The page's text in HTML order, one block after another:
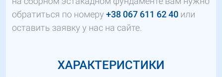
обратиться по номеру +38 067 611 62 40 или
оставить заявку у нас на сайте.
ХАРАКТЕРИСТИКИ